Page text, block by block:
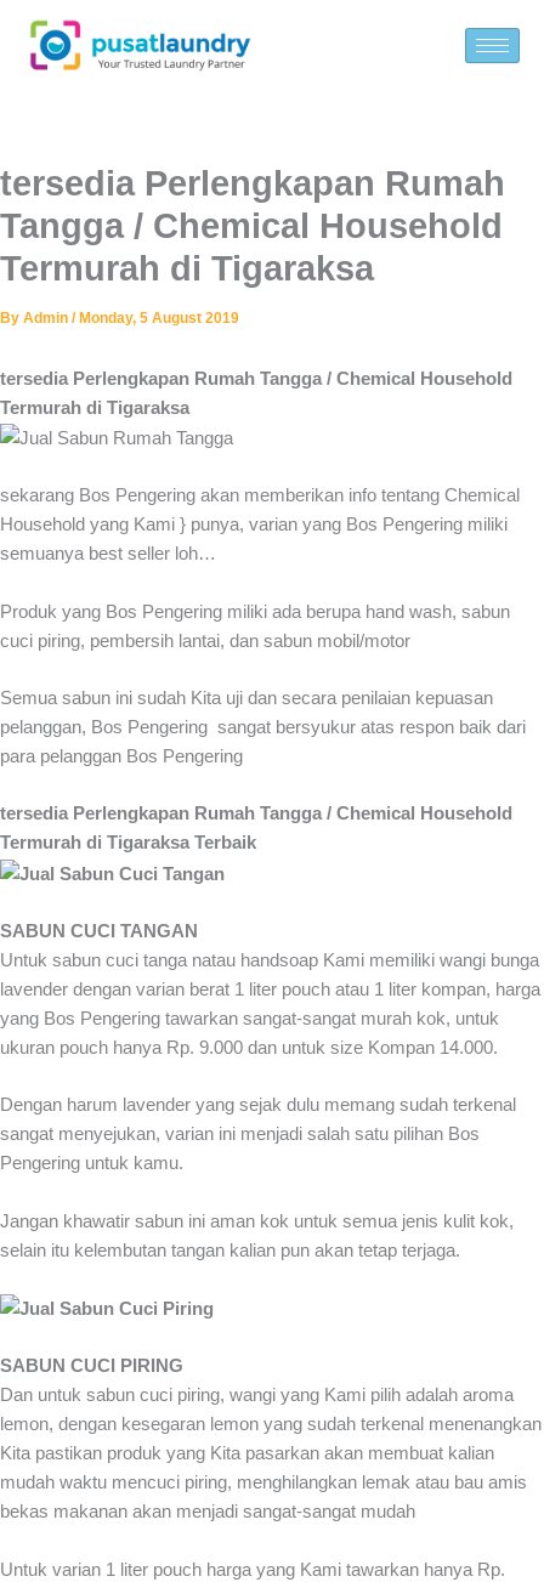
content
tersedia Perlengkapan Rumah
Tangga / Chemical Household
Termurah di Tigaraksa
By Admin /Monday, 5 August 2019
tersedia Perlengkapan Rumah Tangga / Chemical Household
Termurah di Tigaraksa
sekarang Bos Pengering akan memberikan info tentang Chemical
Household yang Kami } punya, varian yang Bos Pengering miliki
semuanya best seller loh…
Produk yang Bos Pengering miliki ada berupa hand wash, sabun
cuci piring, pembersih lantai, dan sabun mobil/motor
Semua sabun ini sudah Kita uji dan secara penilaian kepuasan
pelanggan, Bos Pengering sangat bersyukur atas respon baik dari
para pelanggan Bos Pengering
tersedia Perlengkapan Rumah Tangga / Chemical Household
Termurah di Tigaraksa Terbaik
SABUN CUCI TANGAN
Untuk sabun cuci tanga natau handsoap Kami memiliki wangi bunga
lavender dengan varian berat 1 liter pouch atau 1 liter kompan, harga
yang Bos Pengering tawarkan sangat-sangat murah kok, untuk
ukuran pouch hanya Rp. 9.000 dan untuk size Kompan 14.000.
Dengan harum lavender yang sejak dulu memang sudah terkenal
sangat menyejukan, varian ini menjadi salah satu pilihan Bos
Pengering untuk kamu.
Jangan khawatir sabun ini aman kok untuk semua jenis kulit kok,
selain itu kelembutan tangan kalian pun akan tetap terjaga.
SABUN CUCI PIRING
Dan untuk sabun cuci piring, wangi yang Kami pilih adalah aroma
lemon, dengan kesegaran lemon yang sudah terkenal menenangkan
Kita pastikan produk yang Kita pasarkan akan membuat kalian
mudah waktu mencuci piring, menghilangkan lemak atau bau amis
bekas makanan akan menjadi sangat-sangat mudah
Untuk varian 1 liter pouch harga yang Kami tawarkan hanya Rp.